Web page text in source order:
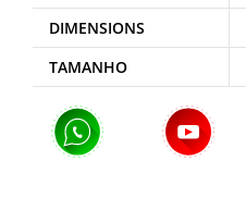
DIMENSIONS
TAMANHO